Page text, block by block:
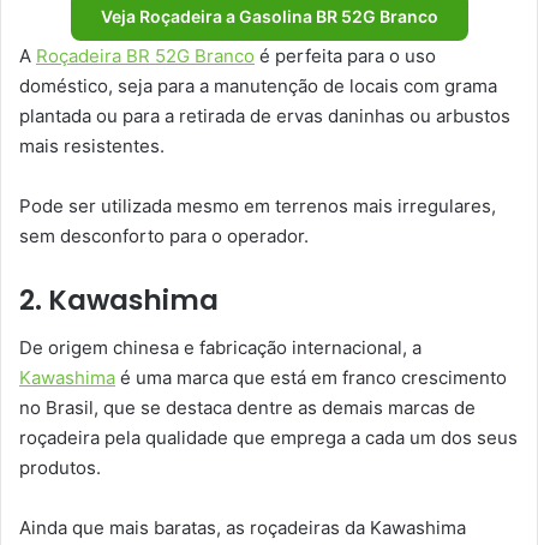
Veja Roçadeira a Gasolina BR 52G Branco
A Roçadeira BR 52G Branco é perfeita para o uso
doméstico, seja para a manutenção de locais com grama
plantada ou para a retirada de ervas daninhas ou arbustos
mais resistentes.
Pode ser utilizada mesmo em terrenos mais irregulares,
sem desconforto para o operador.
2. Kawashima
De origem chinesa e fabricação internacional, a
Kawashima é uma marca que está em franco crescimento
no Brasil, que se destaca dentre as demais marcas de
roçadeira pela qualidade que emprega a cada um dos seus
produtos.
Ainda que mais baratas, as roçadeiras da Kawashima